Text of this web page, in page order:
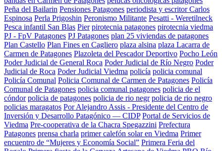
Peña del Bailarin Pensiones Patagones periodista y escritor Carlos
Espinosa Perla Prigoshin Peronismo Militante Pesatti - Weretilneck
Pesca infantil San Blas Pier pirotecnia patagones pirotecnia viedma
PJ - FpV Patagones PJ Patagones plan 25 viviendas de patagones
Plan Castello Plan Fines en Cagliero plaza alsina plaza Lacarra de
Carmen de Patagones Plazoleta del Pescador Deportivo Pocho León
Poder Judicial de General Roca Poder Judicial de Río Negro Poder
Judicial de Roca Poder Judicial Viedma policía policia comunal
Policía Comunal Policia Comunal de Carmen de Patagones Policía
Comunal de Patagones policia comunal patagones policia de el
cóndor policia de patagones policia de rio negr policia de rio negro
policias maragatos Por Alejandro Assis - Presidente del Centro de
Inversión y Desarrollo Patagónico — CIDP Portal de Servicios de
Viedma Pre-cooperativa de la Chacra Spegazzini Prefectura
Patagones prensa charla primer calefón solar en Viedma Primer
encuentro de “Mujeres y Economía Social” Primera Feria del